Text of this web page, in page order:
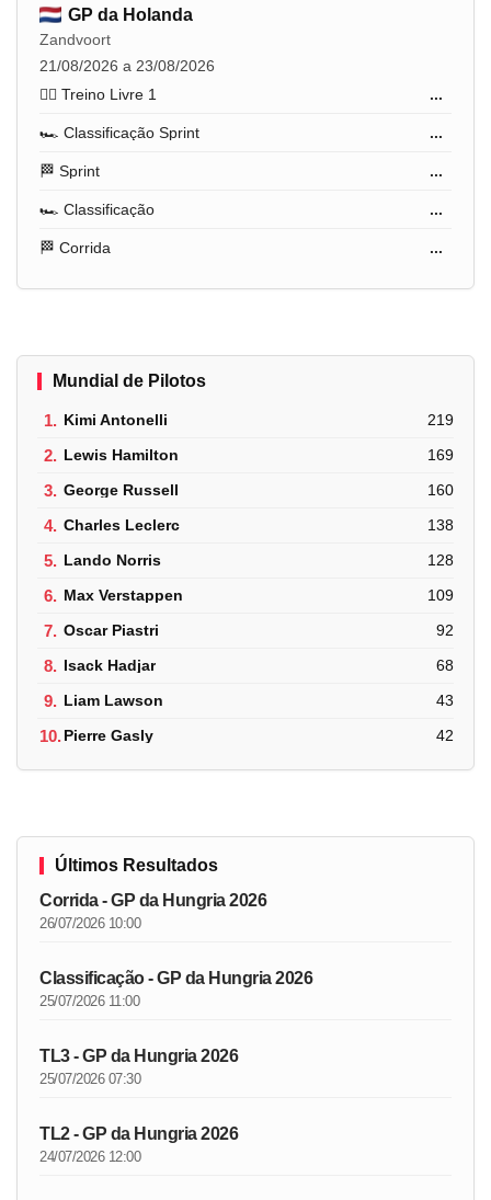
GP da Holanda
Zandvoort
21/08/2026 a 23/08/2026
🏋️‍♂️ Treino Livre 1
...
🏎️ Classificação Sprint ...
🏁 Sprint ...
🏎️ Classificação ...
🏁 Corrida ...
Mundial de Pilotos
1. Kimi Antonelli 219
2. Lewis Hamilton 169
3. George Russell 160
4. Charles Leclerc 138
5. Lando Norris 128
6. Max Verstappen 109
7. Oscar Piastri 92
8. Isack Hadjar 68
9. Liam Lawson 43
10.Pierre Gasly 42
Últimos Resultados
Corrida - GP da Hungria 2026
26/07/2026 10:00
Classificação - GP da Hungria 2026
25/07/2026 11:00
TL3 - GP da Hungria 2026
25/07/2026 07:30
TL2 - GP da Hungria 2026
24/07/2026 12:00